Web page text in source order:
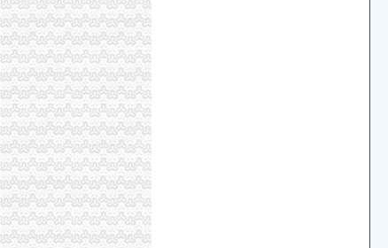
顺水鱼馆：大众点评定了位置.也没有迟到。
【巴国城后门】巴国城后门电话,巴国城后门
巴国城到沙坪坝火车站站东路公交_怎么坐
巴国城到重庆江北新村.同创国际小学公交_
中国银行股份有限公司重庆巴国城支行怎么
六福老火锅（巴国城总店）的黄秧白好不好
【重庆巴国城二手自行车宝马转让_交易市场